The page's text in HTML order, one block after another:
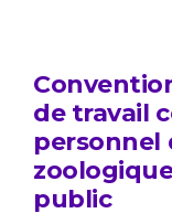
de travail
personnel
public